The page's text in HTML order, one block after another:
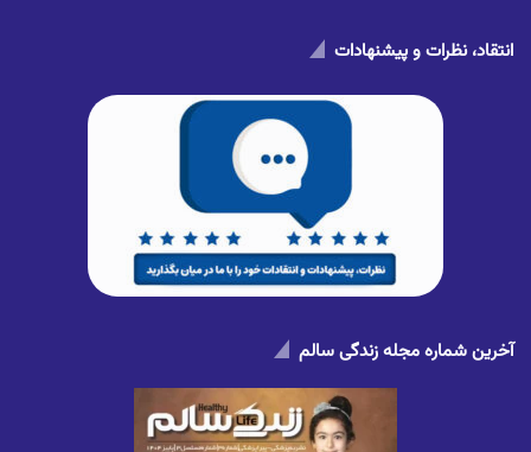
انتقاد، نظرات و پیشنهادات
آخرین شماره مجله زندگی سالم